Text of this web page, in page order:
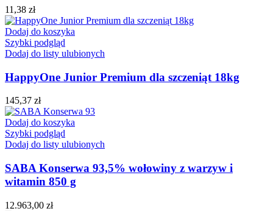
11,38 zł
Dodaj do koszyka
Szybki podgląd
Dodaj do listy ulubionych
HappyOne Junior Premium dla szczeniąt 18kg
145,37 zł
Dodaj do koszyka
Szybki podgląd
Dodaj do listy ulubionych
SABA Konserwa 93,5% wołowiny z warzyw i
witamin 850 g
12.963,00 zł